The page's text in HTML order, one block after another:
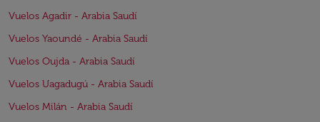
Vuelos Agadir - Arabia Saudí
Vuelos Yaoundé - Arabia Saudí
Vuelos Oujda - Arabia Saudí
Vuelos Uagadugú - Arabia Saudí
Vuelos Milán - Arabia Saudí